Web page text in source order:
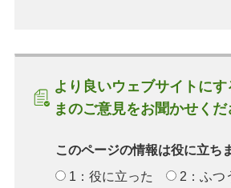
より良いウェブサイトにす
まのご意見をお聞かせくだ
このページの情報は役に立ち
1：役に立った
2：ふつ